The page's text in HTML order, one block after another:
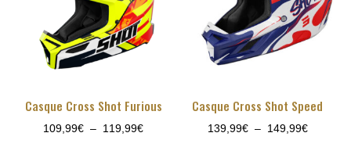
Casque Cross Shot Furious
109,99€ – 119,99€Plage
Casque Cross Shot Speed
139,99€ – 149,99€Plage